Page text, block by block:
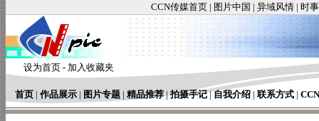
CCN传媒首页 | 图片中国 | 异域风情 | 时
设为首页 - 加入收藏夹
首页 | 作品展示 | 图片专题 | 精品推荐|拍摄手记|自我介绍 | 联系方式 |